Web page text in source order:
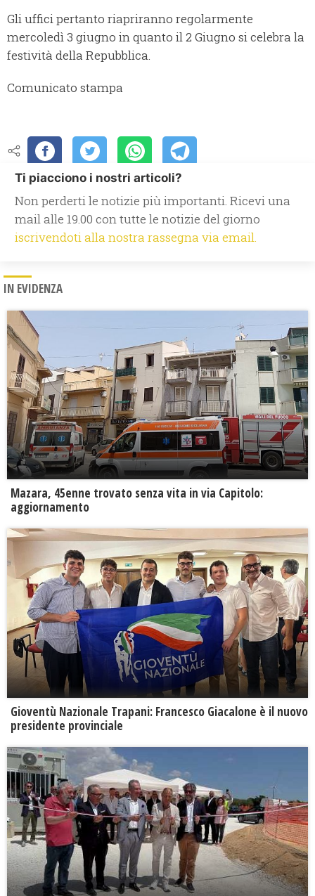
Gli uffici pertanto riapriranno regolarmente
mercoledì 3 giugno in quanto il 2 Giugno si celebra la
festività della Repubblica.
Comunicato stampa
Ti piacciono i nostri articoli?
Non perderti le notizie più importanti. Ricevi una
mail alle 19.00 con tutte le notizie del giorno
iscrivendoti alla nostra rassegna via email.
IN EVIDENZA
Mazara, 45enne trovato senza vita in via Capitolo:
aggiornamento
Gioventù Nazionale Trapani: Francesco Giacalone è il nuovo
presidente provinciale